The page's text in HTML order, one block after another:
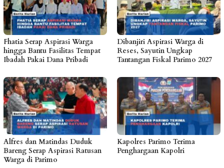
Fhatia Serap Aspirasi Warga
hingga Bantu Fasilitas Tempat
Ibadah Pakai Dana Pribadi
Dibanjiri Aspirasi Warga di
Reses, Sayutin Ungkap
Tantangan Fiskal Parimo 2027
Alfres dan Matindas Duduk
Bareng Serap Aspirasi Ratusan
Warga di Parimo
Kapolres Parimo Terima
Penghargaan Kapolri